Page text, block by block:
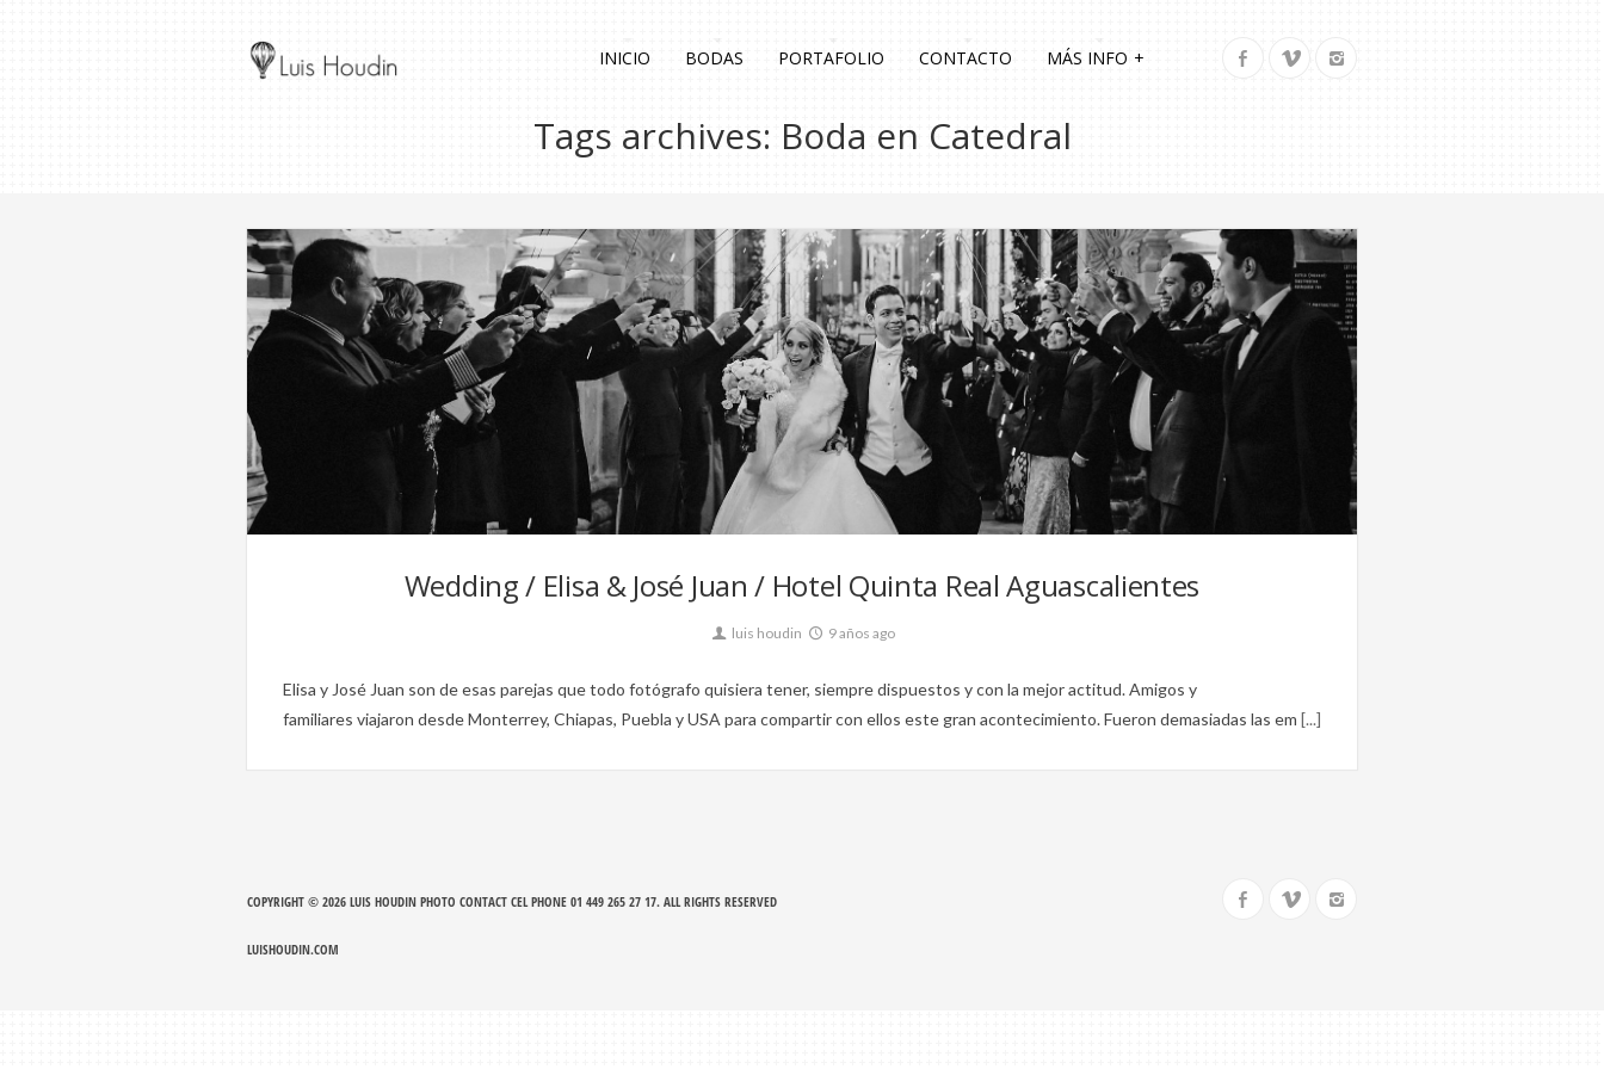
INICIO BODAS PORTAFOLIO CONTACTO MÁS INFO +
Tags archives: Boda en Catedral
0
Blog
Wedding / Elisa & José Juan / Hotel Quinta Real Aguascalientes
luis houdin 9 años ago
Elisa y José Juan son de esas parejas que todo fotógrafo quisiera tener, siempre dispuestos y con la mejor actitud. Amigos y
familiares viajaron desde Monterrey, Chiapas, Puebla y USA para compartir con ellos este gran acontecimiento. Fueron demasiadas las em [...]
COPYRIGHT © 2026 LUIS HOUDIN PHOTO CONTACT CEL PHONE 01 449 265 27 17. ALL RIGHTS RESERVED
LUISHOUDIN.COM